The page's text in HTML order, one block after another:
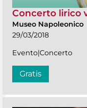
Concerto lirico
Museo Napoleonico
29/03/2018
Evento|Concerto
Gratis